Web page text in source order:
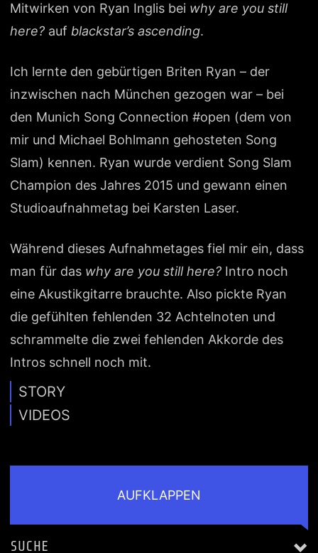
Mitwirken von Ryan Inglis bei why are you still
here? aufblackstar’s ascending.
Ich lernte den gebürtigen Briten Ryan – der
inzwischen nach München gezogen war – bei
den Munich Song Connection #open (dem von
mir und Michael Bohlmann gehosteten Song
Slam) kennen. Ryan wurde verdient Song Slam
Champion des Jahres 2015 und gewann einen
Studioaufnahmetag bei Karsten Laser.
Während dieses Aufnahmetages fiel mir ein, dass
man für das why are you still here? Intro noch
eine Akustikgitarre brauchte. Also pickte Ryan
die gefühlten fehlenden 32 Achtelnoten und
schrammelte die zwei fehlenden Akkorde des
Intros schnell noch mit.
STORY
VIDEOS
AUFKLAPPEN
SUCHE